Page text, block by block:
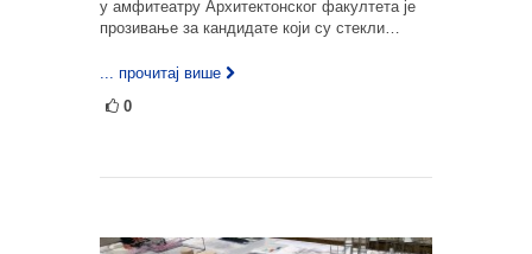
у амфитеатру Архитектонског факултета је
прозивање за кандидате који су стекли…
... прочитај више
0